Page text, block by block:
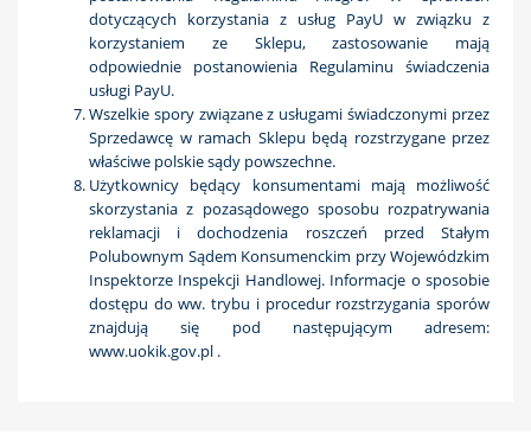
dotyczących korzystania z usług PayU w związku z
korzystaniem ze Sklepu, zastosowanie mają
odpowiednie postanowienia Regulaminu świadczenia
usługi PayU.
Wszelkie spory związane z usługami świadczonymi przez
Sprzedawcę w ramach Sklepu będą rozstrzygane przez
właściwe polskie sądy powszechne.
Użytkownicy będący konsumentami mają możliwość
skorzystania z pozasądowego sposobu rozpatrywania
reklamacji i dochodzenia roszczeń przed Stałym
Polubownym Sądem Konsumenckim przy Wojewódzkim
Inspektorze Inspekcji Handlowej. Informacje o sposobie
dostępu do ww. trybu i procedur rozstrzygania sporów
znajdują się pod następującym adresem:
www.uokik.gov.pl .